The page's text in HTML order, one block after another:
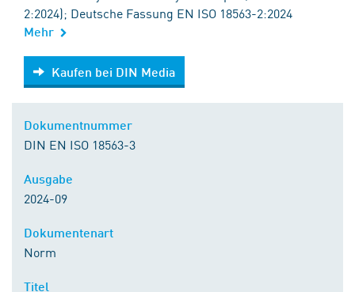
2:2024); Deutsche Fassung EN ISO 18563-2:2024
Mehr
Kaufen bei DIN Media
Kaufen bei DIN Media
DIN EN ISO 18563-3
2024-09
Norm